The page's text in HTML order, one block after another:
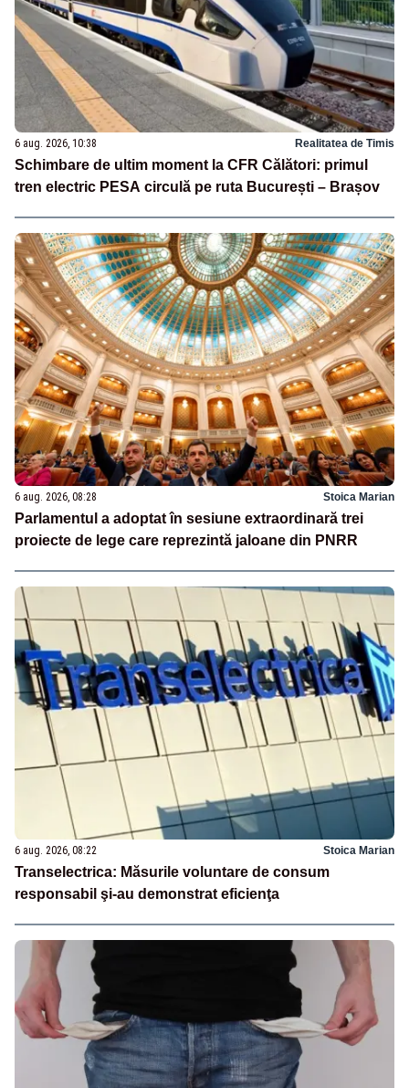
6 aug. 2026, 10:38 Realitatea de Timis
Schimbare de ultim moment la CFR Călători: primul
tren electric PESA circulă pe ruta București – Brașov
6 aug. 2026, 08:28 Stoica Marian
Parlamentul a adoptat în sesiune extraordinară trei
proiecte de lege care reprezintă jaloane din PNRR
6 aug. 2026, 08:22 Stoica Marian
Transelectrica: Măsurile voluntare de consum
responsabil şi-au demonstrat eficienţa